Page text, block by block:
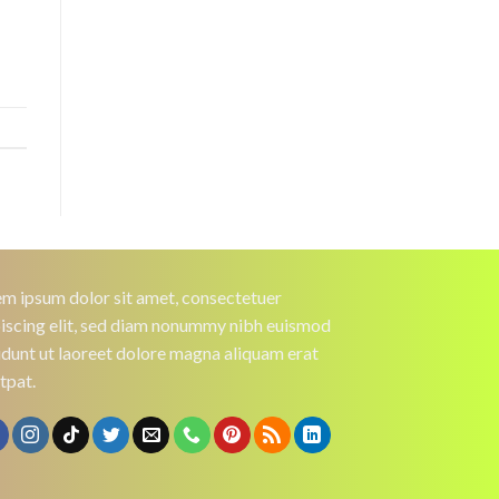
ipsum dolor sit amet, consectetuer
elit, sed diam nonummy nibh euismod
ut laoreet dolore magna aliquam erat